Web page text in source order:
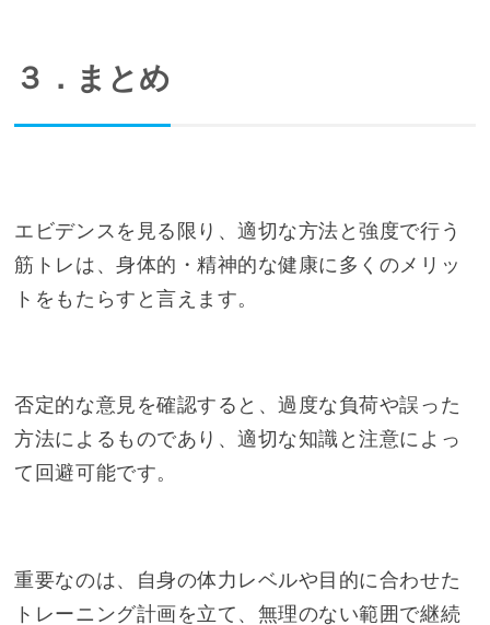
３．まとめ
エビデンスを見る限り、適切な方法と強度で行う
筋トレは、身体的・精神的な健康に多くのメリッ
トをもたらすと言えます。
否定的な意見を確認すると、過度な負荷や誤った
方法によるものであり、適切な知識と注意によっ
て回避可能です。
重要なのは、自身の体力レベルや目的に合わせた
トレーニング計画を立て、無理のない範囲で継続